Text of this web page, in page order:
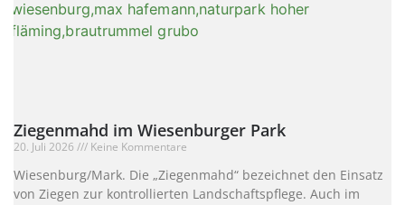
Ziegenmahd im Wiesenburger Park
20. Juli 2026 Keine Kommentare
Wiesenburg/Mark. Die „Ziegenmahd“ bezeichnet den Einsatz
von Ziegen zur kontrollierten Landschaftspflege. Auch im